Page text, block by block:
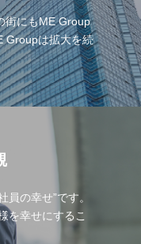
街にもME Group
Groupは拡大を続
の幸せ”です。
を幸せにするこ